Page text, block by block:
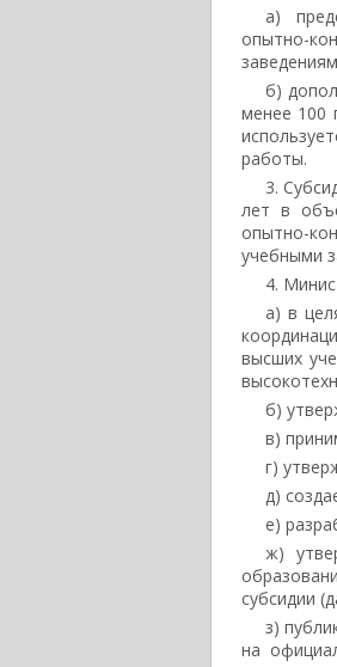
а)
опытно-
б)
менее 100
работы.
3.
лет в
опытно-
учебными
4.
а) в
высших
б)
в)
г)
д)
е)
ж)
субсидии
з)
на